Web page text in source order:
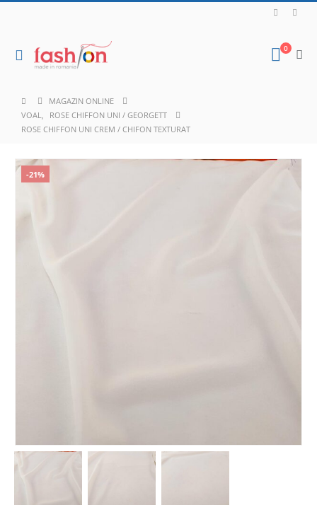
0
MAGAZIN ONLINE
VOAL,
ROSE CHIFFON UNI / GEORGETT
ROSE CHIFFON UNI CREM / CHIFON TEXTURAT
-21%